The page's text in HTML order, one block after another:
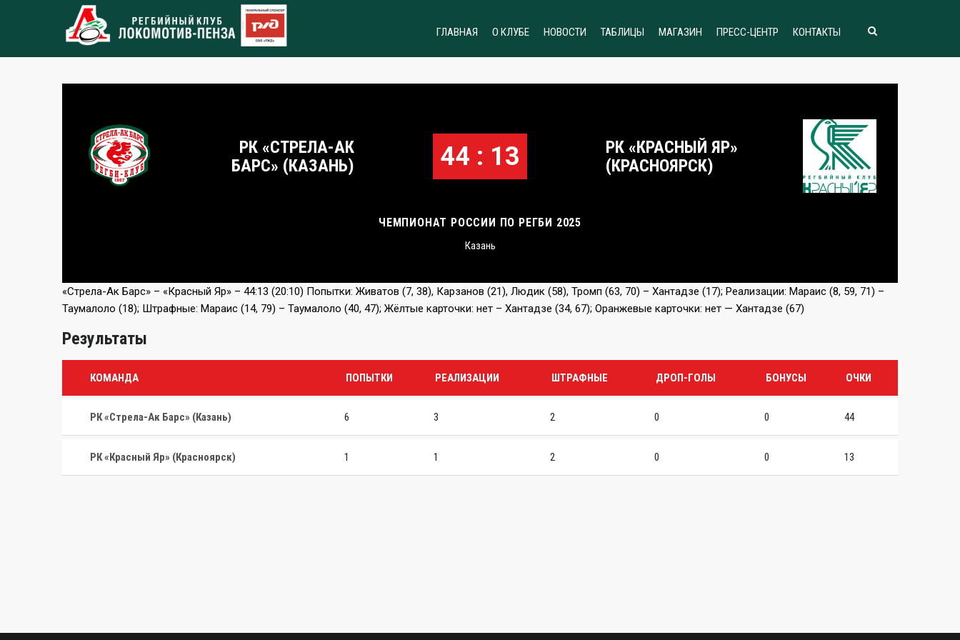
ГЛАВНАЯ О КЛУБЕ НОВОСТИ ТАБЛИЦЫ МАГАЗИН ПРЕСС-ЦЕНТР КОНТАКТЫ
РК «СТРЕЛА-АК
БАРС» (КАЗАНЬ)
44 : 13
РК «КРАСНЫЙ ЯР»
(КРАСНОЯРСК)
ЧЕМПИОНАТ РОССИИ ПО РЕГБИ 2025
Казань
«Стрела-Ак Барс» – «Красный Яр» – 44:13 (20:10) Попытки: Живатов (7, 38), Карзанов (21), Людик (58), Тромп (63, 70) – Хантадзе (17); Реализации: Мараис (8, 59, 71) –
Таумалоло (18); Штрафные: Мараис (14, 79) – Таумалоло (40, 47); Жёлтые карточки: нет – Хантадзе (34, 67); Оранжевые карточки: нет — Хантадзе (67)
Результаты
КОМАНДА ПОПЫТКИ РЕАЛИЗАЦИИ ШТРАФНЫЕ ДРОП-ГОЛЫ БОНУСЫ ОЧКИ
РК «Стрела-Ак Барс» (Казань) 6 3 2 0 0 44
РК «Красный Яр» (Красноярск) 1 1 2 0 0 13